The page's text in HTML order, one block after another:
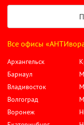
Все офисы
Архангельск
Барнаул
Владивосток
Волгоград
Воронеж